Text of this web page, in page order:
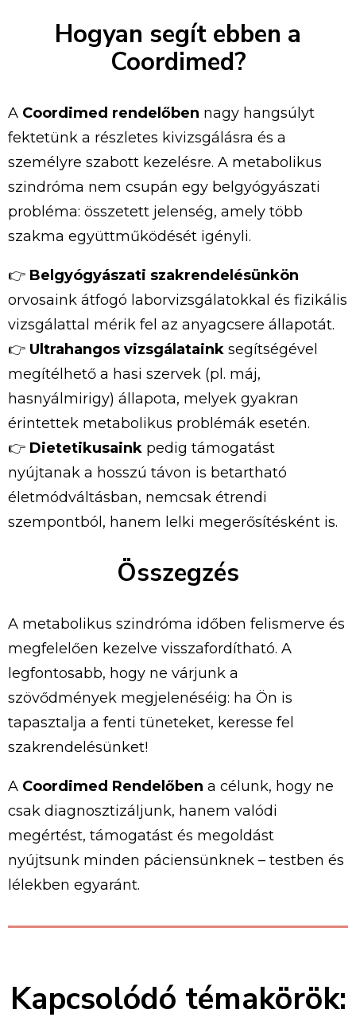
Hogyan segít ebben a
Coordimed?
A Coordimed rendelőben nagy hangsúlyt
fektetünk a részletes kivizsgálásra és a
személyre szabott kezelésre. A metabolikus
szindróma nem csupán egy belgyógyászati
probléma: összetett jelenség, amely több
szakma együttműködését igényli.
👉 Belgyógyászati szakrendelésünkön
orvosaink átfogó laborvizsgálatokkal és fizikális
vizsgálattal mérik fel az anyagcsere állapotát.
👉 Ultrahangos vizsgálataink segítségével
megítélhető a hasi szervek (pl. máj,
hasnyálmirigy) állapota, melyek gyakran
érintettek metabolikus problémák esetén.
👉 Dietetikusaink pedig támogatást
nyújtanak a hosszú távon is betartható
életmódváltásban, nemcsak étrendi
szempontból, hanem lelki megerősítésként is.
Összegzés
A metabolikus szindróma időben felismerve és
megfelelően kezelve visszafordítható. A
legfontosabb, hogy ne várjunk a
szövődmények megjelenéséig: ha Ön is
tapasztalja a fenti tüneteket, keresse fel
szakrendelésünket!
A Coordimed Rendelőben a célunk, hogy ne
csak diagnosztizáljunk, hanem valódi
megértést, támogatást és megoldást
nyújtsunk minden páciensünknek – testben és
lélekben egyaránt.
Kapcsolódó témakörök: